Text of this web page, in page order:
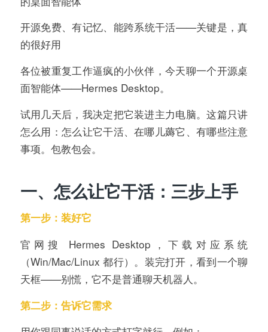
开源免费、有记忆、能跨系统干活——关键是，真
的很好用
各位被重复工作逼疯的小伙伴，今天聊一个开源桌
面智能体——Hermes Desktop。
试用几天后，我决定把它装进主力电脑。这篇只讲
怎么用：怎么让它干活、在哪儿薅它、有哪些注意
事项。包教包会。
一、怎么让它干活：三步上手
第一步：装好它
官网搜 Hermes Desktop，下载对应系统
（Win/Mac/Linux 都行）。装完打开，看到一个聊
天框——别慌，它不是普通聊天机器人。
第二步：告诉它需求